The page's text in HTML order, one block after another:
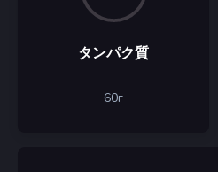
タンパク質
60г